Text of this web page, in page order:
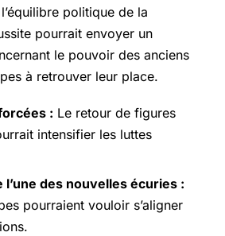
politique de la
pourrait envoyer un
le pouvoir des anciens
à retrouver leur place.
: Le retour de figures
intensifier les luttes
l’une des nouvelles écuries :
pourraient vouloir s’aligner